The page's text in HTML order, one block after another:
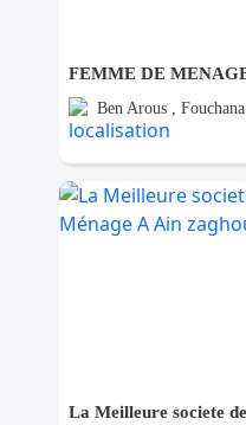
Ben Arous , Fouchana